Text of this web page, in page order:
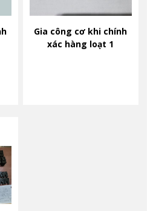
Gia công cơ khi chính
xác hàng loạt 1